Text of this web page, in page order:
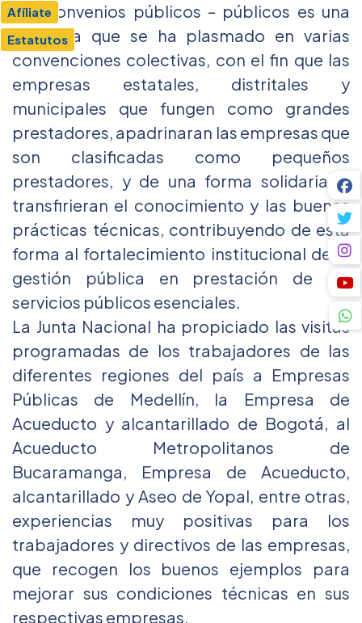
Afíliate
Estatutos
Los convenios públicos – públicos es una
iniciativa que se ha plasmado en varias
convenciones colectivas, con el fin que las
empresas estatales, distritales y
municipales que fungen como grandes
prestadores, apadrinaran las empresas que
son clasificadas como pequeños
prestadores, y de una forma solidaria le
transfirieran el conocimiento y las buenas
prácticas técnicas, contribuyendo de esta
forma al fortalecimiento institucional de la
gestión pública en prestación de los
servicios públicos esenciales.
La Junta Nacional ha propiciado las visitas
programadas de los trabajadores de las
diferentes regiones del país a Empresas
Públicas de Medellín, la Empresa de
Acueducto y alcantarillado de Bogotá, al
Acueducto Metropolitanos de
Bucaramanga, Empresa de Acueducto,
alcantarillado y Aseo de Yopal, entre otras,
experiencias muy positivas para los
trabajadores y directivos de las empresas,
que recogen los buenos ejemplos para
mejorar sus condiciones técnicas en sus
respectivas empresas.